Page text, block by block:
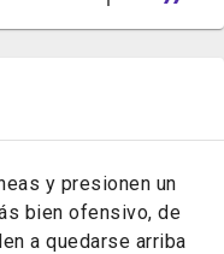
y presionen un
bien ofensivo, de
a quedarse arriba